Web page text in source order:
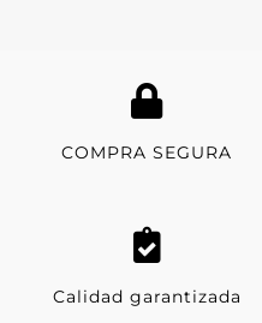
COMPRA SEGURA
Calidad garantizada